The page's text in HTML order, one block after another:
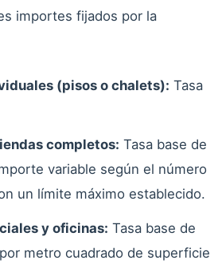
importes fijados por la
(pisos o chalets): Tasa
completos: Tasa base de
variable según el número
un límite máximo establecido.
y oficinas: Tasa base de
metro cuadrado de superficie